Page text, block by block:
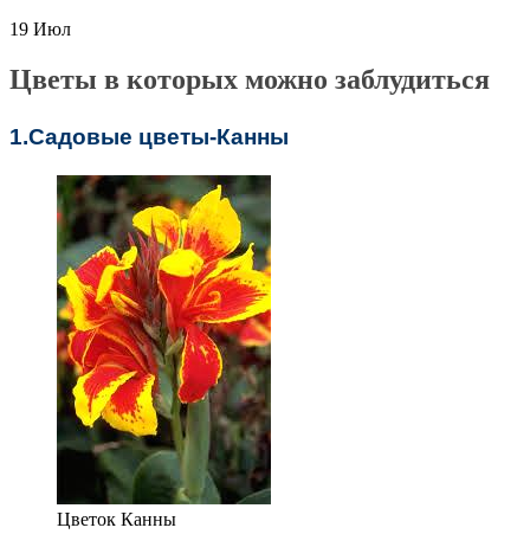
19 Июл
Цветы в которых можно заблудиться
1.Садовые цветы-Канны
Цветок Канны